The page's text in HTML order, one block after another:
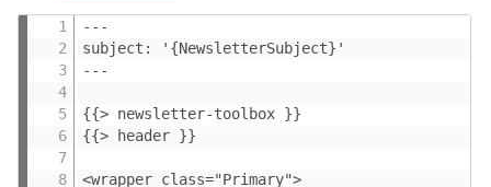
---
subject: '{NewsletterSubject}'
---
{{> newsletter-toolbox }}
{{> header }}
<wrapper class="Primary">